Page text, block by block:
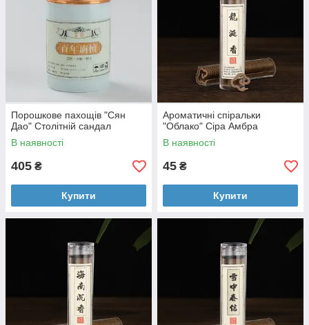
Порошкове пахощів "Сян
Дао" Столітній сандал
В наявності
405 ₴
Купити
Ароматичні спіральки
"Облако" Сіра Амбра
В наявності
45 ₴
Купити